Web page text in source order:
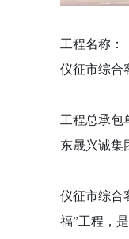
工程名称：
仪征市综合
工程总承包
东晟兴诚集
仪征市综合
福”工程，